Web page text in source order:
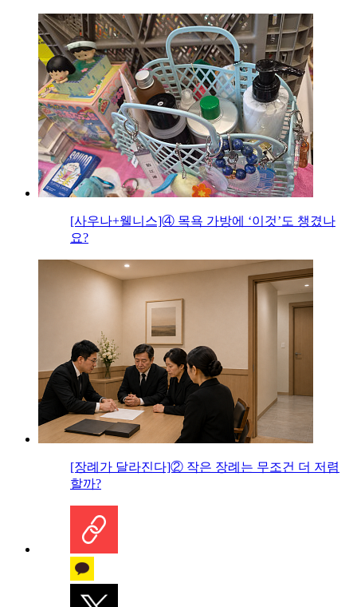
[사우나+웰니스]④ 목욕 가방에 ‘이것’도 챙겼나
요?
[장례가 달라진다]② 작은 장례는 무조건 더 저렴
할까?